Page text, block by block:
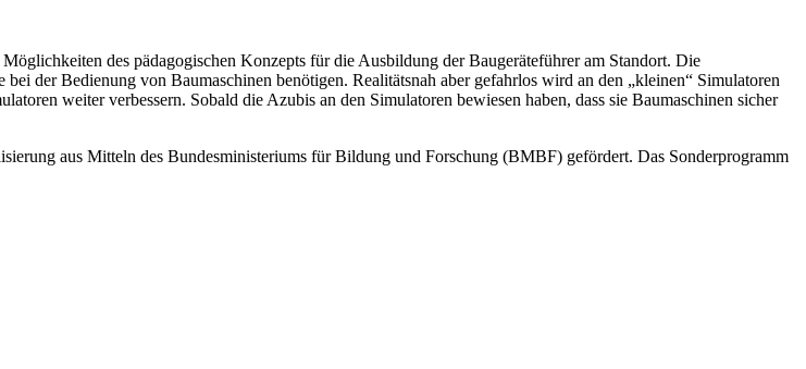
des pädagogischen Konzepts für die Ausbildung der Baugeräteführer am Standort. Die
der Bedienung von Baumaschinen benötigen. Realitätsnah aber gefahrlos wird an den „kleinen“ Simulatoren
weiter verbessern. Sobald die Azubis an den Simulatoren bewiesen haben, dass sie Baumaschinen sicher
aus Mitteln des Bundesministeriums für Bildung und Forschung (BMBF) gefördert. Das Sonderprogramm